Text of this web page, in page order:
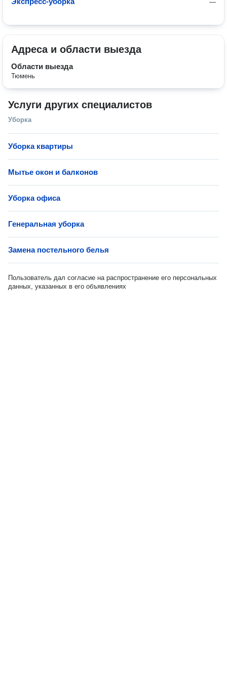
—
Адреса и области выезда
Области выезда
Тюмень
Услуги других специалистов
Уборка
Уборка квартиры
Мытье окон и балконов
Уборка офиса
Генеральная уборка
Замена постельного белья
Пользователь дал согласие на распространение его персональных
данных, указанных в его объявлениях